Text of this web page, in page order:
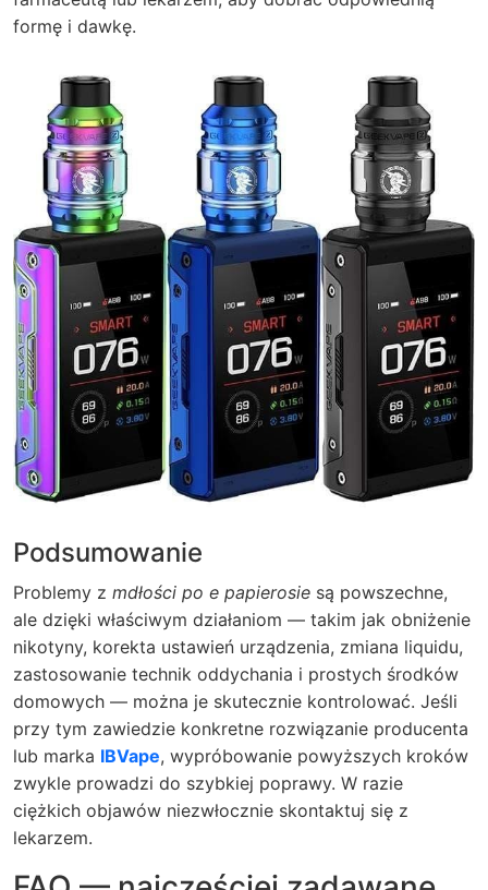
formę i dawkę.
Podsumowanie
Problemy z mdłości po e papierosie są powszechne,
ale dzięki właściwym działaniom — takim jak obniżenie
nikotyny, korekta ustawień urządzenia, zmiana liquidu,
zastosowanie technik oddychania i prostych środków
domowych — można je skutecznie kontrolować. Jeśli
przy tym zawiedzie konkretne rozwiązanie producenta
lub marka IBVape, wypróbowanie powyższych kroków
zwykle prowadzi do szybkiej poprawy. W razie
ciężkich objawów niezwłocznie skontaktuj się z
lekarzem.